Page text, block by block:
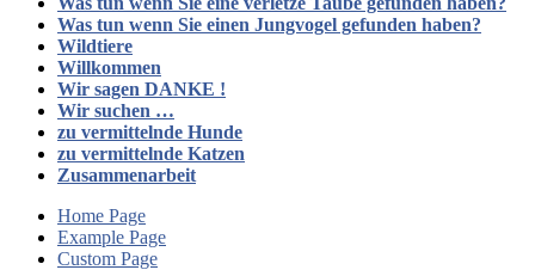
Was tun wenn Sie einen Jungvogel gefunden haben?
Wildtiere
Willkommen
Wir sagen DANKE !
Wir suchen …
zu vermittelnde Hunde
zu vermittelnde Katzen
Zusammenarbeit
Home Page
Example Page
Custom Page